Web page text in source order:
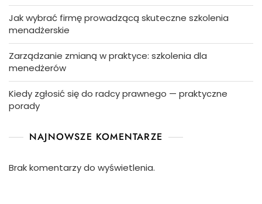
Jak wybrać firmę prowadzącą skuteczne szkolenia
menadżerskie
Zarządzanie zmianą w praktyce: szkolenia dla
menedżerów
Kiedy zgłosić się do radcy prawnego — praktyczne
porady
NAJNOWSZE KOMENTARZE
Brak komentarzy do wyświetlenia.